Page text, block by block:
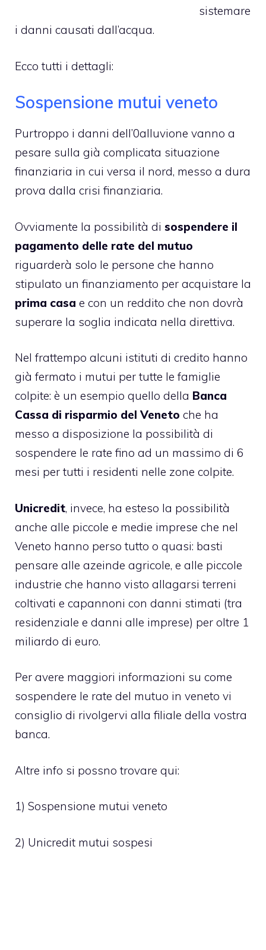
sistemare
i danni causati dall’acqua.
Ecco tutti i dettagli:
Sospensione mutui veneto
Purtroppo i danni dell’0alluvione vanno a
pesare sulla già complicata situazione
finanziaria in cui versa il nord, messo a dura
prova dalla crisi finanziaria.
Ovviamente la possibilità di sospendere il
pagamento delle rate del mutuo
riguarderà solo le persone che hanno
stipulato un finanziamento per acquistare la
prima casa e con un reddito che non dovrà
superare la soglia indicata nella direttiva.
Nel frattempo alcuni istituti di credito hanno
già fermato i mutui per tutte le famiglie
colpite: è un esempio quello della Banca
Cassa di risparmio del Veneto che ha
messo a disposizione la possibilità di
sospendere le rate fino ad un massimo di 6
mesi per tutti i residenti nelle zone colpite.
Unicredit, invece, ha esteso la possibilità
anche alle piccole e medie imprese che nel
Veneto hanno perso tutto o quasi: basti
pensare alle azeinde agricole, e alle piccole
industrie che hanno visto allagarsi terreni
coltivati e capannoni con danni stimati (tra
residenziale e danni alle imprese) per oltre 1
miliardo di euro.
Per avere maggiori informazioni su come
sospendere le rate del mutuo in veneto vi
consiglio di rivolgervi alla filiale della vostra
banca.
Altre info si possno trovare qui:
1) Sospensione mutui veneto
2) Unicredit mutui sospesi